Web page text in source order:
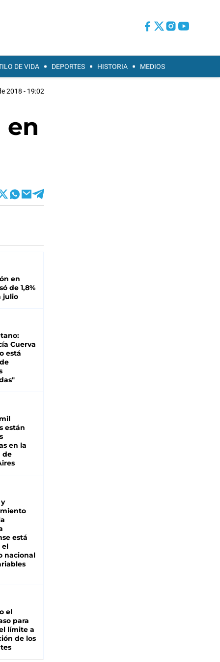
DE VIDA DEPORTES HISTORIA MEDIOS
2018 - 19:02
en
en
de 1,8%
julio
Cuerva
está
están
en la
de
está
el
nacional
el
para
límite a
de los